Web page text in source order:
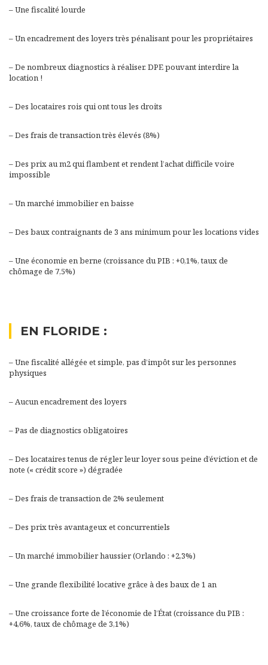
– Une fiscalité lourde
– Un encadrement des loyers très pénalisant pour les propriétaires
– De nombreux diagnostics à réaliser. DPE pouvant interdire la
location !
– Des locataires rois qui ont tous les droits
– Des frais de transaction très élevés (8%)
– Des prix au m2 qui flambent et rendent l’achat difficile voire
impossible
– Un marché immobilier en baisse
– Des baux contraignants de 3 ans minimum pour les locations vides
– Une économie en berne (croissance du PIB : +0,1%, taux de
chômage de 7,5%)
EN FLORIDE :
– Une fiscalité allégée et simple, pas d’impôt sur les personnes
physiques
– Aucun encadrement des loyers
– Pas de diagnostics obligatoires
– Des locataires tenus de régler leur loyer sous peine d’éviction et de
note (« crédit score ») dégradée
– Des frais de transaction de 2% seulement
– Des prix très avantageux et concurrentiels
– Un marché immobilier haussier (Orlando : +2,3%)
– Une grande flexibilité locative grâce à des baux de 1 an
– Une croissance forte de l’économie de l’État (croissance du PIB :
+4,6%, taux de chômage de 3,1%)